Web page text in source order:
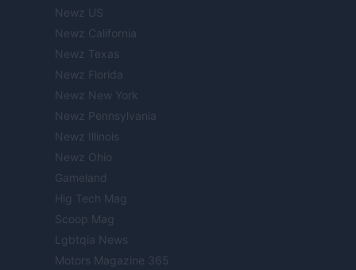
Newz US
Newz California
Newz Texas
Newz Florida
Newz New York
Newz Pennsylvania
Newz Illinois
Newz Ohio
Gameland
Hig Tech Mag
Scoop Mag
Lgbtqia News
Motors Magazine 365